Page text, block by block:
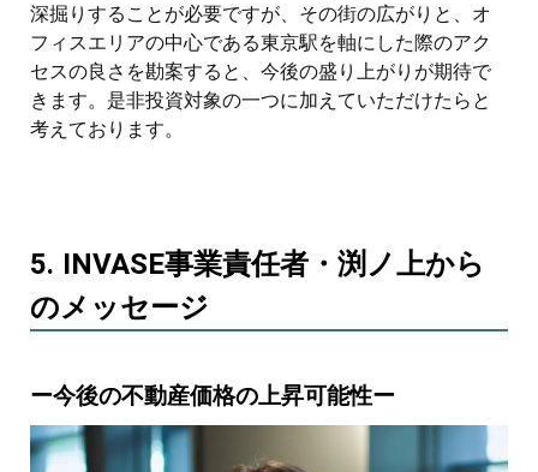
深掘りすることが必要ですが、その街の広がりと、オ
フィスエリアの中心である東京駅を軸にした際のアク
セスの良さを勘案すると、今後の盛り上がりが期待で
きます。是非投資対象の一つに加えていただけたらと
考えております。
5. INVASE事業責任者・渕ノ上から
のメッセージ
ー今後の不動産価格の上昇可能性ー